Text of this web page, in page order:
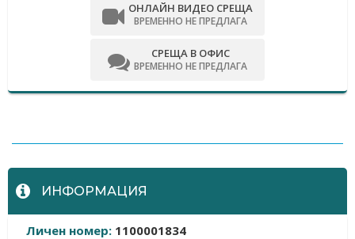
ОНЛАЙН ВИДЕО СРЕЩА
ВРЕМЕННО НЕ ПРЕДЛАГА
СРЕЩА В ОФИС
ВРЕМЕННО НЕ ПРЕДЛАГА
ИНФОРМАЦИЯ
Личен номер: 1100001834